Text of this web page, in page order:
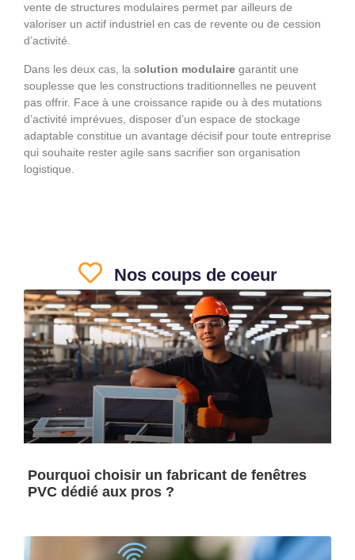
vente de structures modulaires permet par ailleurs de
valoriser un actif industriel en cas de revente ou de cession
d’activité.
Dans les deux cas, la solution modulaire garantit une
souplesse que les constructions traditionnelles ne peuvent
pas offrir. Face à une croissance rapide ou à des mutations
d’activité imprévues, disposer d’un espace de stockage
adaptable constitue un avantage décisif pour toute entreprise
qui souhaite rester agile sans sacrifier son organisation
logistique.
Nos coups de coeur
Pourquoi choisir un fabricant de fenêtres
PVC dédié aux pros ?